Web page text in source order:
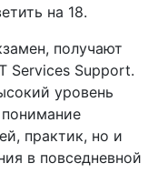
на 18.
получают
Services Support.
уровень
практик, но и
в повседневной